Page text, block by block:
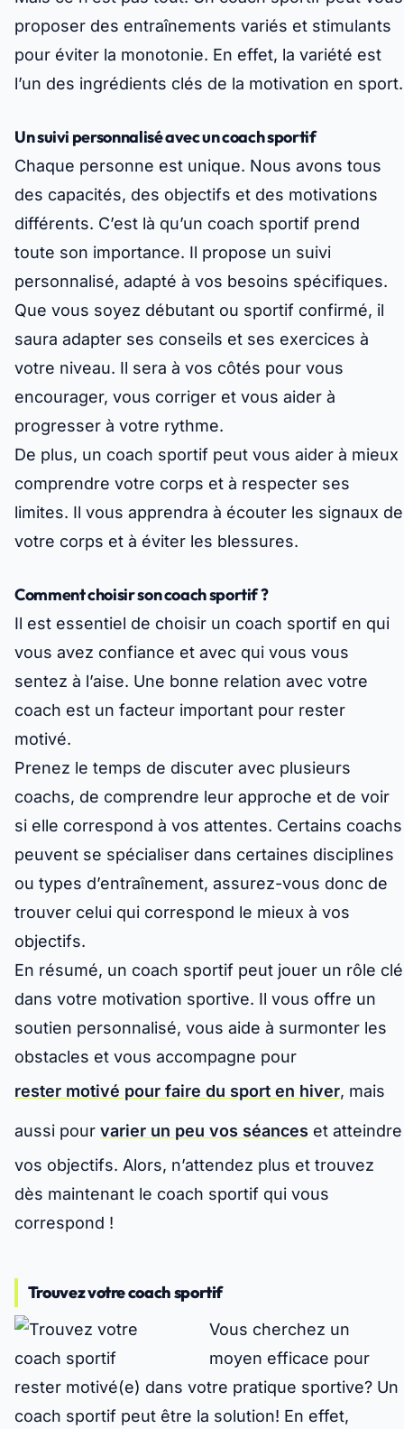
proposer des entraînements variés et stimulants
pour éviter la monotonie. En effet, la variété est
l’un des ingrédients clés de la motivation en sport.
Un suivi personnalisé avec un coach sportif
Chaque personne est unique. Nous avons tous
des capacités, des objectifs et des motivations
différents. C’est là qu’un coach sportif prend
toute son importance. Il propose un suivi
personnalisé, adapté à vos besoins spécifiques.
Que vous soyez débutant ou sportif confirmé, il
saura adapter ses conseils et ses exercices à
votre niveau. Il sera à vos côtés pour vous
encourager, vous corriger et vous aider à
progresser à votre rythme.
De plus, un coach sportif peut vous aider à mieux
comprendre votre corps et à respecter ses
limites. Il vous apprendra à écouter les signaux de
votre corps et à éviter les blessures.
Comment choisir son coach sportif ?
Il est essentiel de choisir un coach sportif en qui
vous avez confiance et avec qui vous vous
sentez à l’aise. Une bonne relation avec votre
coach est un facteur important pour rester
motivé.
Prenez le temps de discuter avec plusieurs
coachs, de comprendre leur approche et de voir
si elle correspond à vos attentes. Certains coachs
peuvent se spécialiser dans certaines disciplines
ou types d’entraînement, assurez-vous donc de
trouver celui qui correspond le mieux à vos
objectifs.
En résumé, un coach sportif peut jouer un rôle clé
dans votre motivation sportive. Il vous offre un
soutien personnalisé, vous aide à surmonter les
obstacles et vous accompagne pour
rester motivé pour faire du sport en hiver, mais
aussi pour varier un peu vos séances et atteindre
vos objectifs. Alors, n’attendez plus et trouvez
dès maintenant le coach sportif qui vous
correspond !
Trouvez votre coach sportif
Vous cherchez un
moyen efficace pour
rester motivé(e) dans votre pratique sportive? Un
coach sportif peut être la solution! En effet,